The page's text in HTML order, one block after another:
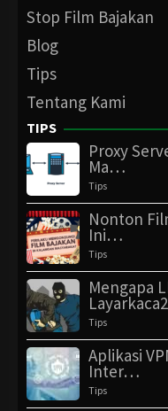
Stop Film Bajakan
Blog
Tips
Tentang Kami
TIPS
Proxy
Ma…
Tips
Nonton
Ini…
Tips
Mengapa
Tips
Aplikasi
Inter…
Tips